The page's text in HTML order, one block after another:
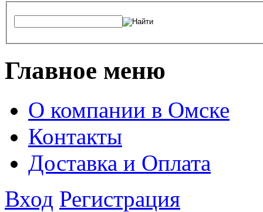
Главное меню
О компании в Омске
Контакты
Доставка и Оплата
Вход Регистрация